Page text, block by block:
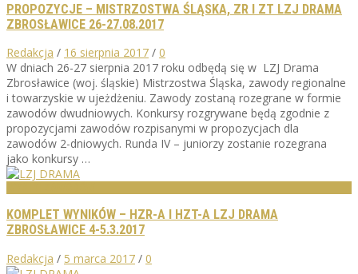
PROPOZYCJE – MISTRZOSTWA ŚLĄSKA, ZR I ZT LZJ DRAMA
ZBROSŁAWICE 26-27.08.2017
Redakcja / 16 sierpnia 2017 / 0
W dniach 26-27 sierpnia 2017 roku odbędą się w LZJ Drama
Zbrosławice (woj. śląskie) Mistrzostwa Śląska, zawody regionalne
i towarzyskie w ujeżdżeniu. Zawody zostaną rozegrane w formie
zawodów dwudniowych. Konkursy rozgrywane będą zgodnie z
propozycjami zawodów rozpisanymi w propozycjach dla
zawodów 2-dniowych. Runda IV – juniorzy zostanie rozegrana
jako konkursy …
KOMPLET WYNIKÓW – HZR-A I HZT-A LZJ DRAMA
ZBROSŁAWICE 4-5.3.2017
Redakcja / 5 marca 2017 / 0